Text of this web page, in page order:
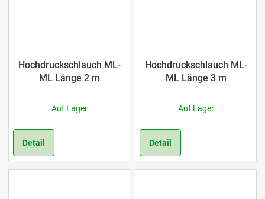
Hochdruckschlauch ML-
ML Länge 2 m
Auf Lager
Detail
Hochdruckschlauch ML-
ML Länge 3 m
Auf Lager
Detail